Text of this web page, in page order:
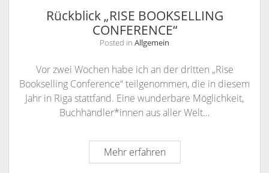
Rückblick „RISE BOOKSELLING
CONFERENCE“
Posted in Allgemein
Vor zwei Wochen habe ich an der dritten „Rise
Bookselling Conference“ teilgenommen, die in diesem
Jahr in Riga stattfand. Eine wunderbare Möglichkeit,
Buchhändler*innen aus aller Welt…
Mehr erfahrenRückblick
„RISE